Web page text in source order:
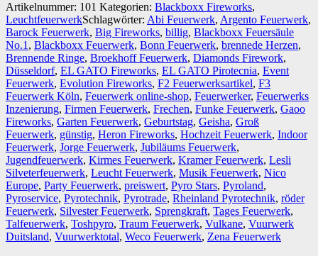
Artikelnummer: 101 Kategorien: Blackboxx Fireworks,
Leuchtfeuerwerk​Schlagwörter: Abi Feuerwerk, Argento Feuerwerk,
Barock Feuerwerk, Big Fireworks, billig, Blackboxx Feuersäule
No.1 , Blackboxx Feuerwerk, Bonn Feuerwerk, brennede Herzen,
Brennende Ringe, Broekhoff Feuerwerk, Diamonds Firework,
Düsseldorf, EL GATO Fireworks, EL GATO Pirotecnia, Event
Feuerwerk, Evolution Fireworks, F2 Feuerwerksartikel, F3
Feuerwerk Köln, Feuerwerk online-shop, Feuerwerker, Feuerwerks
Inzenierung, Firmen Feuerwerk, Frechen, Funke Feuerwerk, Gaoo
Fireworks, Garten Feuerwerk, Geburtstag, Geisha, Groß
Feuerwerk, günstig, Heron Fireworks, Hochzeit Feuerwerk, Indoor
Feuerwerk, Jorge Feuerwerk, Jubiläums Feuerwerk,
Jugendfeuerwerk, Kirmes Feuerwerk, Kramer Feuerwerk, Lesli
Silveterfeuerwerk, Leucht Feuerwerk, Musik Feuerwerk, Nico
Europe, Party Feuerwerk, preiswert, Pyro Stars, Pyroland,
Pyroservice, Pyrotechnik, Pyrotrade, Rheinland Pyrotechnik, röder
Feuerwerk, Silvester Feuerwerk, Sprengkraft, Tages Feuerwerk,
Talfeuerwerk, Toshpyro, Traum Feuerwerk, Vulkane, Vuurwerk
Duitsland, Vuurwerktotal, Weco Feuerwerk, Zena Feuerwerk